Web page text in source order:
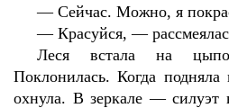
—Сейчас. Можно, я
—Красуйся, —
Леся встала на
Поклонилась. Когда
охнула. В зеркале — силуэт